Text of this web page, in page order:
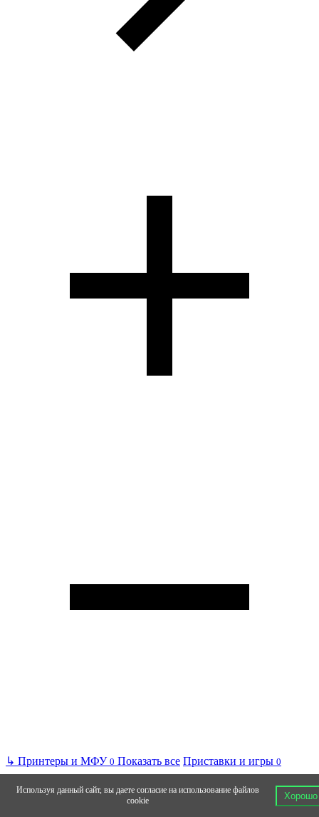
↳ Принтеры и МФУ 0 Показать все Приставки и игры 0
Используя данный сайт, вы даете согласие на использование файлов
cookie
Хорошо